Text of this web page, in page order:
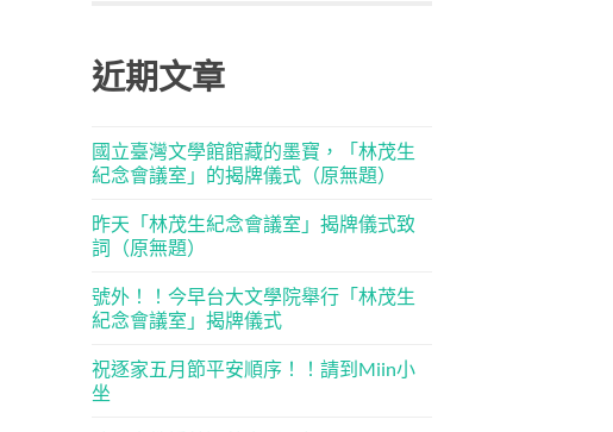
近期文章
國立臺灣文學館館藏的墨寶，「林茂生
紀念會議室」的揭牌儀式（原無題）
昨天「林茂生紀念會議室」揭牌儀式致
詞（原無題）
號外！！今早台大文學院舉行「林茂生
紀念會議室」揭牌儀式
祝逐家五月節平安順序！！請到Miin小
坐